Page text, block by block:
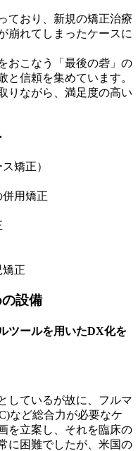
ており、新規の矯正治療
崩れてしまったケースに
おこなう「最後の砦」の
と信頼を集めています。
りながら、満足度の高い
矯正）
用矯正
矯正
設備
ツールを用いたDX化を
しているが故に、フルマ
など総合力が必要なケ
を立案し、それを臨床の
に困難でしたが、米国の